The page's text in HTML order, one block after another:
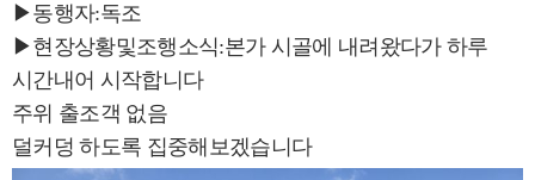
▶동행자:독조
▶현장상황및조행소식:본가 시골에 내려왔다가 하루
시간내어 시작합니다
주위 출조객 없음
덜커덩 하도록 집중해보겠습니다